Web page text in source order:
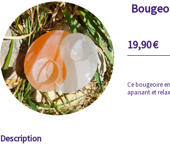
19,90€
Ce bougeoire
apaisant et
Description